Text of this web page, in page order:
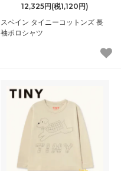
12,325円(税1,120円)
スペイン タイニーコットンズ 長
袖ポロシャツ